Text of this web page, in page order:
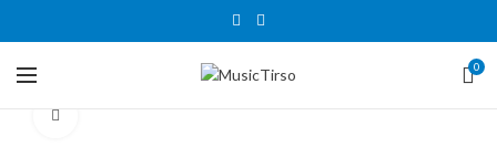
0